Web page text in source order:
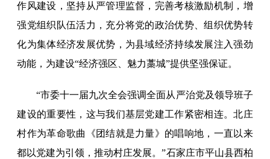
作风建设，坚持从严管理监督，完善考核激励机制，增
强党组织队伍活力，充分将党的政治优势、组织优势转
化为集体经济发展优势，为县域经济持续发展注入强劲
动能，为建设“经济强区、魅力藁城”提供坚强保证。
“市委十一届九次全会强调全面从严治党及领导班子
建设的重要性，这与我们基层党建工作紧密相连。北庄
村作为革命歌曲《团结就是力量》的唱响地，一直以来
都以党建为引领，推动村庄发展。”石家庄市平山县西柏